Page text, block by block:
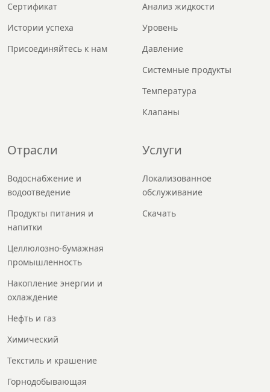
Сертификат
Истории успеха
Присоединяйтесь к нам
Анализ жидкости
Уровень
Давление
Системные продукты
Температура
Клапаны
Отрасли
Водоснабжение и
водоотведение
Продукты питания и
напитки
Целлюлозно-бумажная
промышленность
Накопление энергии и
охлаждение
Нефть и газ
Химический
Текстиль и крашение
Горнодобывающая
Услуги
Локализованное
обслуживание
Скачать